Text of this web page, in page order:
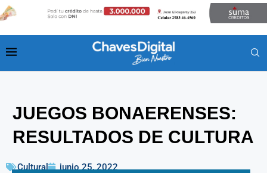
JUEGOS BONAERENSES:
RESULTADOS DE CULTURA
Cultural junio 25, 2022